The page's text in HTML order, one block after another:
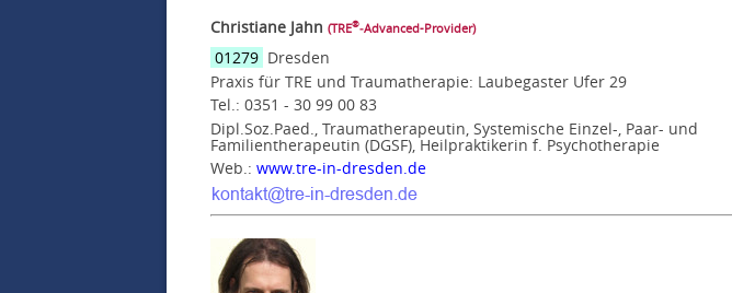
Christiane Jahn (TRE®‑Advanced-Provider)
01279 Dresden
Praxis für TRE und Traumatherapie: Laubegaster Ufer 29
Tel.: 0351 - 30 99 00 83
Dipl.Soz.Paed., Traumatherapeutin, Systemische Einzel-, Paar- und
Familientherapeutin (DGSF), Heilpraktikerin f. Psychotherapie
Web.: www.tre-in-dresden.de